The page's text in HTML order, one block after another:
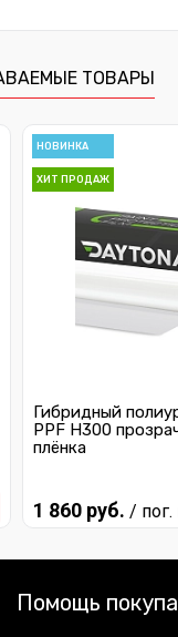
ТОВАРЫ
НОВИНКА
ХИТ ПРОДАЖ
Гибридный
PPF H300
плёнка
1 860 руб. / пог.
Помощь